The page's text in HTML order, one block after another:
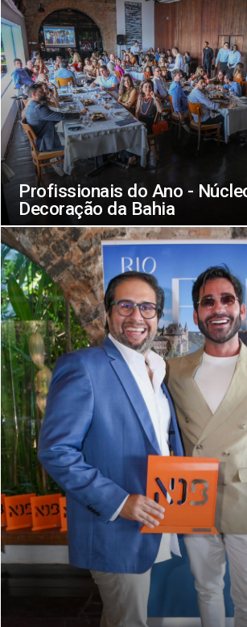
Profissionais do Ano -
Decoração da Bahia